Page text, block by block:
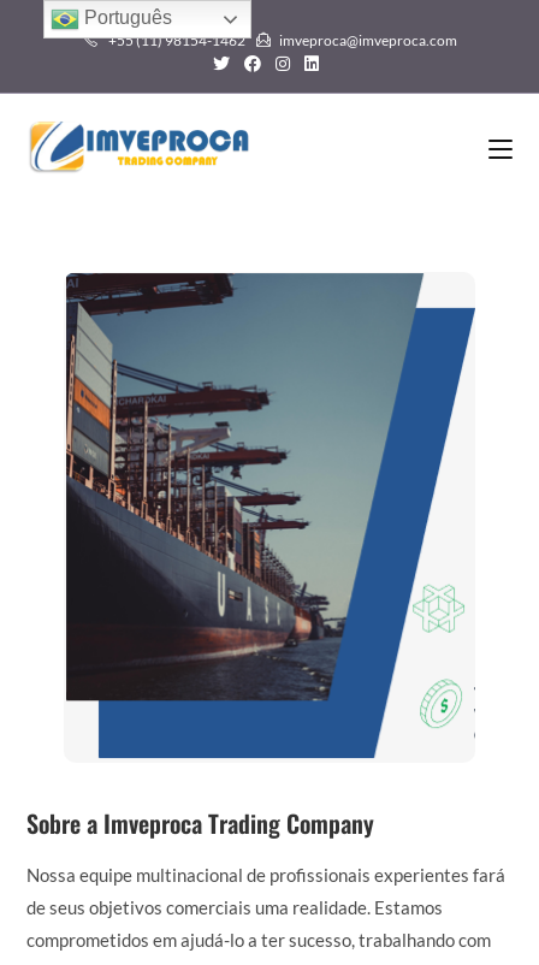
+55 (11) 98154-1462 imveproca@imveproca.com
Sobre a Imveproca Trading Company
Nossa equipe multinacional de profissionais experientes fará
de seus objetivos comerciais uma realidade. Estamos
comprometidos em ajudá-lo a ter sucesso, trabalhando com
Português